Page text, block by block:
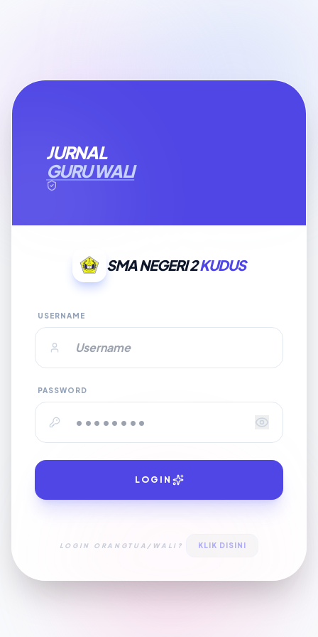
JURNAL
GURU WALI
SMA NEGERI 2KUDUS
USERNAME
PASSWORD
LOGIN
LOGIN ORANGTUA/WALI? KLIK DISINI